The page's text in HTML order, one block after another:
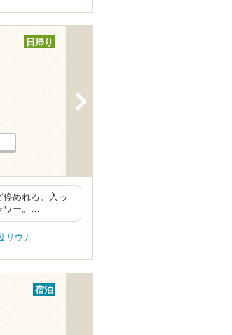
日帰り
めれる。入っ
ワー。…
サウナ
宿泊